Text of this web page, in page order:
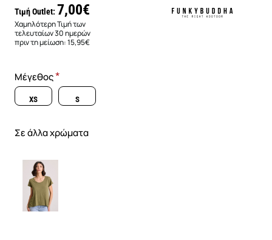
Τιμή Outlet: 7,00€
Χαμηλότερη Τιμή των
τελευταίων 30 ημερών
πριν τη μείωση:15,95€
Μέγεθος
XS S
Σε άλλα χρώματα